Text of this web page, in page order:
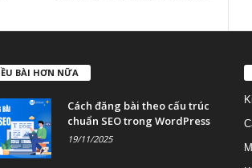
BÀI HƠN NỮA
Cách đăng bài theo cấu trúc
chuẩn SEO trong WordPress
19/11/2025